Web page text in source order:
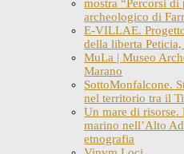
mostra “Percorsi
archeologico di
E-VILLAE.
della liberta Peticia,
MuLa | Museo
Marano
SottoMonfalcone.
nel territorio tra il
Un mare di risorse.
marino nell’Alto
etnografia